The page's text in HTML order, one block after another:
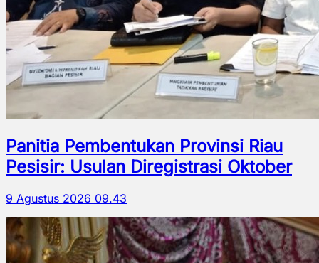
Panitia Pembentukan Provinsi Riau
Pesisir: Usulan Diregistrasi Oktober
9 Agustus 2026 09.43